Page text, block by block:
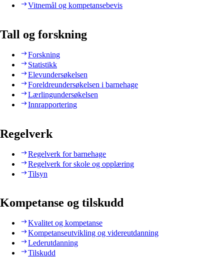
Vitnemål og kompetansebevis
Tall og forskning
Forskning
Statistikk
Elevundersøkelsen
Foreldreundersøkelsen i barnehage
Lærlingundersøkelsen
Innrapportering
Regelverk
Regelverk for barnehage
Regelverk for skole og opplæring
Tilsyn
Kompetanse og tilskudd
Kvalitet og kompetanse
Kompetanseutvikling og videreutdanning
Lederutdanning
Tilskudd